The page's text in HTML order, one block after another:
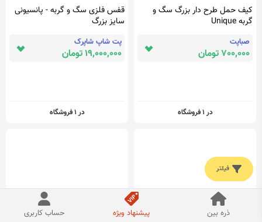
کیف حمل طرح دار بزرگ سگ و
گربه Unique
صباپت
700,000 تومان
در 1 فروشگاه
قفس فلزی سگ و گربه - پانسیونی
سایز بزرگ
پت شاپ شاپرک
19,000,000 تومان
در 1 فروشگاه
فیلتر
ذره بین پیشنهاد ویژه حساب کاربری